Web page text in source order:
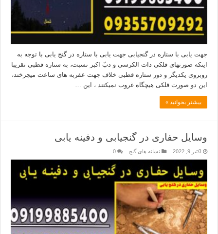
جهت یابی با ستاره در گنجیابی جهت یابی با ستاره در گنج یابی با توجه به
اینکه صورتهای فلکی ذات‌ الکرسی و دبّ اکبر نسبت، به ستاره‌ قطبی تقریبا
روبروی یکدیگر و دور ستاره‌ قطبی خلاف جهت عقربه‌ های ساعت میچرخند،
این دو صورت فلکی هیچگاه غروب نمیکنند ، این …
بیشتر بخوانید »
وسایل حفاری در گنجیابی و دفینه یابی
اکتبر 9, 2022 نشانه های گنج 0